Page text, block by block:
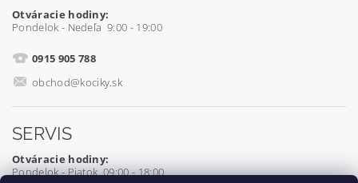
Otváracie hodiny:
Pondelok - Nedeľa 9:00 - 19:00
0915 905 788
obchod@kociky.sk
SERVIS
Otváracie hodiny:
Pondelok - Piatok 09:00 - 18:00